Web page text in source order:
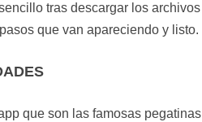
tras descargar los archivos
que van apareciendo y listo.
que son las famosas pegatinas